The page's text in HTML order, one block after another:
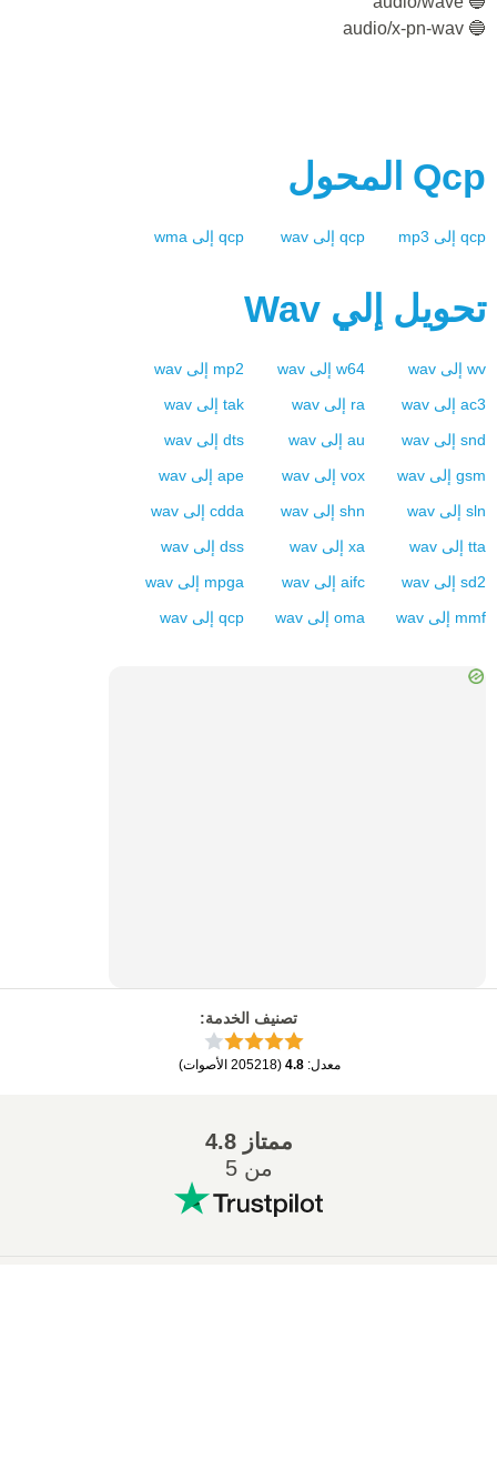
🔵 audio/x-pn-wav
Qcp المحول
qcp إلى mp3
qcp إلى wav
qcp إلى wma
تحويل إلي Wav
wv إلى wav
w64 إلى wav
mp2 إلى wav
ac3 إلى wav
ra إلى wav
tak إلى wav
snd إلى wav
au إلى wav
dts إلى wav
gsm إلى wav
vox إلى wav
ape إلى wav
sln إلى wav
shn إلى wav
cdda إلى wav
tta إلى wav
xa إلى wav
dss إلى wav
sd2 إلى wav
aifc إلى wav
mpga إلى wav
mmf إلى wav
oma إلى wav
qcp إلى wav
تصنيف الخدمة:
معدل:
4.8
(
205218 الأصوات)
ممتاز 4.8
من 5